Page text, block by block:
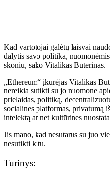
Kad vartotojai galėtų laisvai
dalytis savo politika,
skoniu, sako Vitalikas Buterinas.
„Ethereum“ įkūrėjas Vitalikas
nereikia sutikti su jo nuomone
prielaidas, politiką,
socialines platformas, privatumą
intelektą ar net kultūrines
Jis mano, kad nesutarus su juo
nesutikti kitu.
Turinys: